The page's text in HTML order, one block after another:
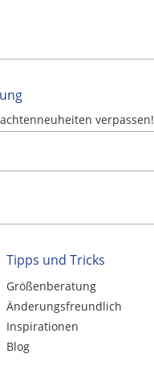
verpassen!
Tipps und Tricks
Größenberatung
Änderungsfreundlich
Inspirationen
Blog